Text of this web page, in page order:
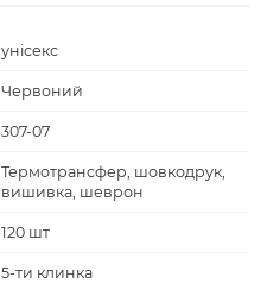
унісекс
Червоний
307-07
Термотрансфер, шовкодрук,
вишивка, шеврон
120 шт
5-ти клинка